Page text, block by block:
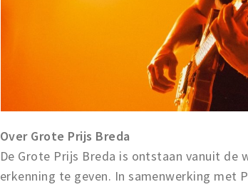
Over Grote Prijs Breda
De Grote Prijs Breda is ontstaan vanuit de
erkenning te geven. In samenwerking met